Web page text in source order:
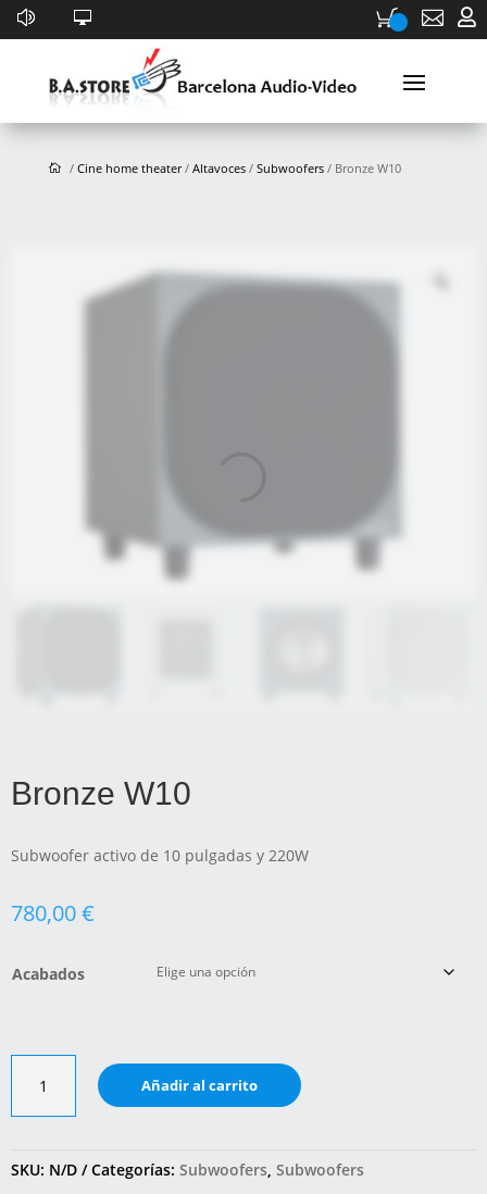
 
/ Cine home theater/ Altavoces/ Subwoofers/ Bronze W10
Bronze W10
Subwoofer activo de 10 pulgadas y 220W
780,00€
Acabados
W10
cantidad
Añadir al carrito
SKU: N/D Categorías: Subwoofers Subwoofers